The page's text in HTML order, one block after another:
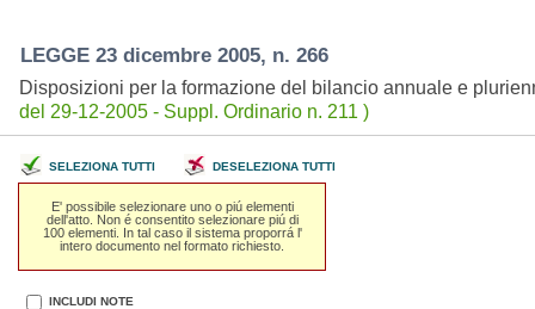
LEGGE 23 dicembre 2005, n. 266
Disposizioni per la formazione del bilancio annuale e
del 29-12-2005 - Suppl. Ordinario n. 211 )
SELEZIONA TUTTI DESELEZIONA TUTTI
E' possibile selezionare uno o piú elementi
dell'atto. Non é consentito selezionare piú di
100 elementi. In tal caso il sistema proporrá l'
intero documento nel formato richiesto.
INCLUDI NOTE